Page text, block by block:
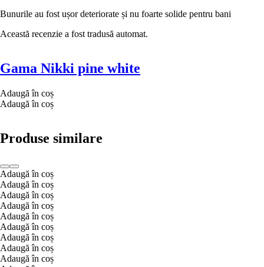
Bunurile au fost ușor deteriorate și nu foarte solide pentru bani
Această recenzie a fost tradusă automat.
Gama Nikki pine white
Adaugă în coș
Adaugă în coș
Produse similare
Adaugă în coș
Adaugă în coș
Adaugă în coș
Adaugă în coș
Adaugă în coș
Adaugă în coș
Adaugă în coș
Adaugă în coș
Adaugă în coș